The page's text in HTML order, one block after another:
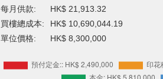
每月供款:
HK$ 21,913.32
買樓總成本:
HK$ 10,690,044.19
單位價格:
HK$ 8,300,000